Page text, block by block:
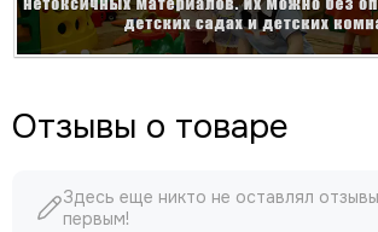
Отзывы о товаре
Здесь еще никто не оставлял
первым!